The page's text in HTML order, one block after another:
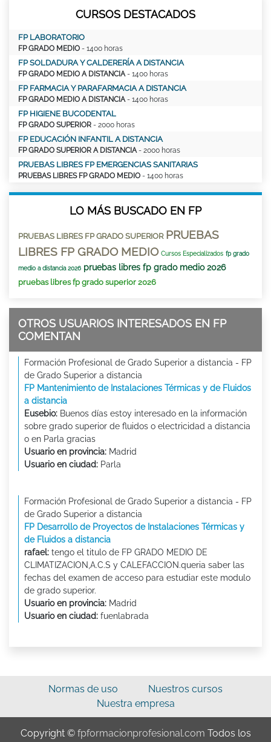
CURSOS DESTACADOS
FP LABORATORIO
FP GRADO MEDIO - 1400 horas
FP SOLDADURA Y CALDERERÍA A DISTANCIA
FP GRADO MEDIO A DISTANCIA - 1400 horas
FP FARMACIA Y PARAFARMACIA A DISTANCIA
FP GRADO MEDIO A DISTANCIA - 1400 horas
FP HIGIENE BUCODENTAL
FP GRADO SUPERIOR - 2000 horas
FP EDUCACIÓN INFANTIL A DISTANCIA
FP GRADO SUPERIOR A DISTANCIA - 2000 horas
PRUEBAS LIBRES FP EMERGENCIAS SANITARIAS
PRUEBAS LIBRES FP GRADO MEDIO - 1400 horas
LO MÁS BUSCADO EN FP
PRUEBAS LIBRES FP GRADO SUPERIOR PRUEBAS
LIBRES FP GRADO MEDIO Cursos Especializados fp grado
medio a distancia 2026 pruebas libres fp grado medio 2026
pruebas libres fp grado superior 2026
OTROS USUARIOS INTERESADOS EN FP
COMENTAN
Formación Profesional de Grado Superior a distancia - FP
de Grado Superior a distancia
FP Mantenimiento de Instalaciones Térmicas y de Fluidos
a distancia
Eusebio: Buenos días estoy interesado en la información
sobre grado superior de fluidos o electricidad a distancia
o en Parla gracias
Usuario en provincia: Madrid
Usuario en ciudad: Parla
Formación Profesional de Grado Superior a distancia - FP
de Grado Superior a distancia
FP Desarrollo de Proyectos de Instalaciones Térmicas y
de Fluidos a distancia
rafael: tengo el titulo de FP GRADO MEDIO DE
CLIMATIZACION,A.C.S y CALEFACCION.queria saber las
fechas del examen de acceso para estudiar este modulo
de grado superior.
Usuario en provincia: Madrid
Usuario en ciudad: fuenlabrada
Normas de uso
Nuestros cursos
Nuestra empresa
Copyright © fpformacionprofesional.com Todos los